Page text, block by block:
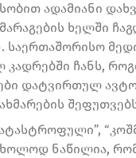
ადამიანი
ხელში
ჩანს,
დატვირთულ
ნაწილია,